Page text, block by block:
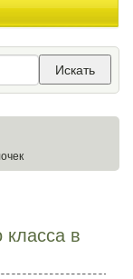
Искать
класса в